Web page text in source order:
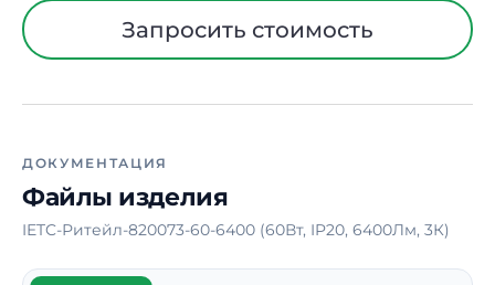
Диапазон рабочих
температур
Класс защиты от
I
Материал корпуса
Блок аварийного питания
Подвесной
Запросить стоимость
ДОКУМЕНТАЦИЯ
Файлы изделия
IETC-Ритейл-820073-60-6400 (60Вт, IP20, 6400Лм, 3К)